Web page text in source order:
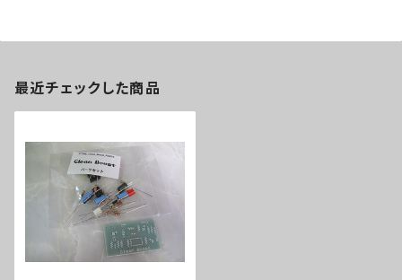
最近チェックした商品